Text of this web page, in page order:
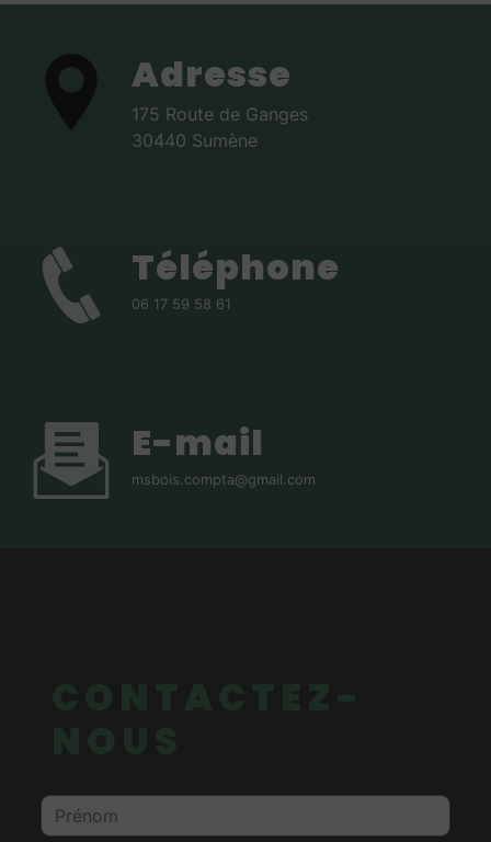
Adresse
175 Route de Ganges
30440 Sumène
Téléphone
06 17 59 58 61
E-mail
msbois.compta@gmail.com